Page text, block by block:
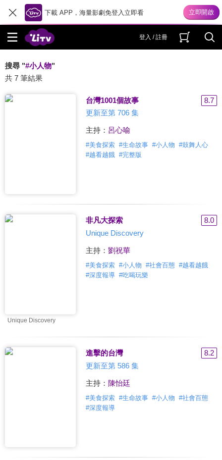
下載 APP，海量影劇免登入立即看
登入 / 註冊
搜尋 "#小人物"
共 7 筆結果
台灣1001個故事
8.7
更新至第 706 集
主持： 呂心喻
#美食探索 #生命故事 #小人物 #鼓舞人心
#越看越餓 #完整版
Unique Discovery
非凡大探索
8.0
Unique Discovery
主持： 劉祝華
#美食探索 #小人物 #社會百態 #越看越餓
#深度報導 #吃喝玩樂
進擊的台灣
8.2
更新至第 586 集
主持： 陳怡廷
#美食探索 #生命故事 #小人物 #社會百態
#深度報導